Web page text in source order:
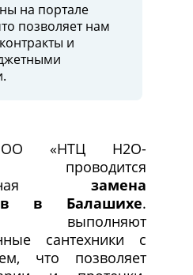
на портале
позволяет нам
и
«НТЦ Н2О-
проводится
замена
в Балашихе.
сантехники с
что позволяет